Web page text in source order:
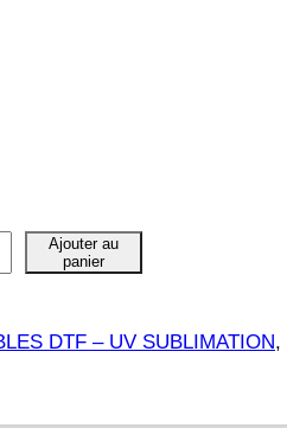
Ajouter au
panier
DTF – UV SUBLIMATION,